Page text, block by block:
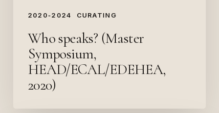
2020-2024 CURATING
Who speaks? (Master
Symposium,
HEAD/ECAL/EDEHEA,
2020)